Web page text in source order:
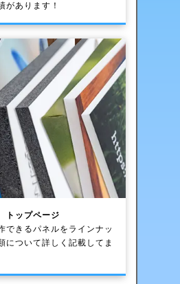
があります！
ップページ
できるパネルをラインナッ
について詳しく記載してま